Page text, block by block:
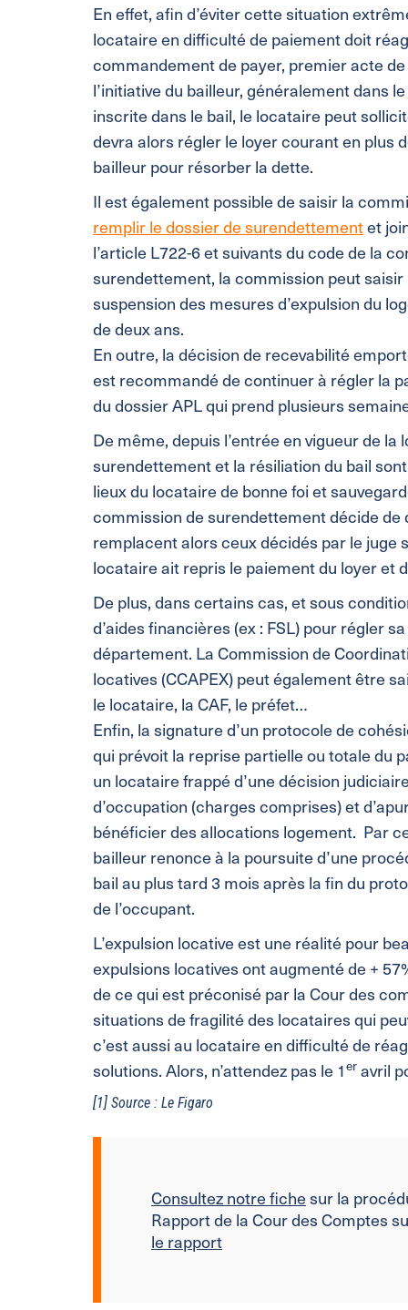
En effet, afin d’éviter cette situation
locataire en difficulté de paiement doit
commandement de payer, premier acte
l’initiative du bailleur, généralement dans
inscrite dans le bail, le locataire peut
devra alors régler le loyer courant en plus
bailleur pour résorber la dette.
Il est également possible de saisir la
remplir le dossier de surendettementet
l’article L722-6 et suivants du code de la
surendettement, la commission peut
suspension des mesures d’expulsion du
de deux ans.
En outre, la décision de recevabilité
est recommandé de continuer à régler la
du dossier APL qui prend plusieurs
De même, depuis l’entrée en vigueur de la
surendettement et la résiliation du bail
lieux du locataire de bonne foi et
commission de surendettement décide de
remplacent alors ceux décidés par le juge
locataire ait repris le paiement du loyer et
De plus, dans certains cas, et sous
d’aides financières (ex : FSL) pour régler
département. La Commission de
locatives (CCAPEX) peut également être
le locataire, la CAF, le préfet…
Enfin, la signature d’un protocole de
qui prévoit la reprise partielle ou totale du
un locataire frappé d’une décision
d’occupation (charges comprises) et
bénéficier des allocations logement. Par
bailleur renonce à la poursuite d’une
bail au plus tard 3 mois après la fin du
de l’occupant.
L’expulsion locative est une réalité pour
expulsions locatives ont augmenté de +
de ce qui est préconisé par la Cour des
situations de fragilité des locataires qui
c’est aussi au locataire en difficulté de
solutions. Alors, n’attendez pas le 1eravril
[1] Source : Le Figaro
Consultez notre fichesur la
Rapport de la Cour des Comptes
le rapport